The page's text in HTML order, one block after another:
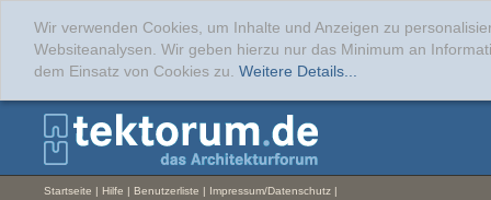
Wir verwenden Cookies, um Inhalte und Anzeigen zu
Websiteanalysen. Wir geben hierzu nur das Minimum an
dem Einsatz von Cookies zu. Weitere Details...
Startseite | Hilfe | Benutzerliste | Impressum/Datenschutz |